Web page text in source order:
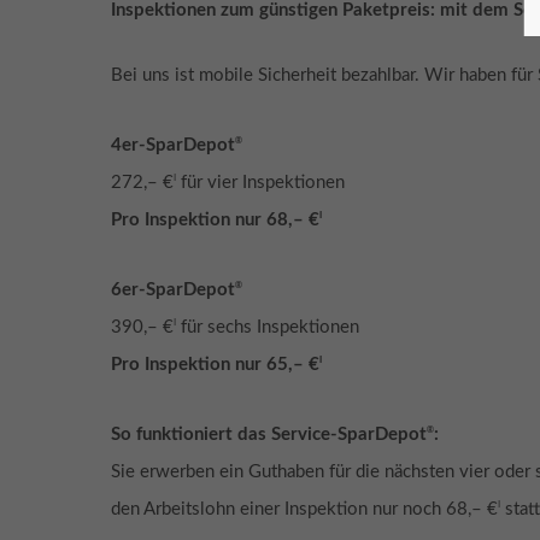
Inspektionen zum günstigen Paketpreis: mit dem
Bei uns ist mobile Sicherheit bezahlbar. Wir haben
4er-SparDepot®
272,– € für vier Inspektionen
Pro Inspektion nur 68,– €
6er-SparDepot®
390,– € für sechs Inspektionen
Pro Inspektion nur 65,– €
So funktioniert das Service-SparDepot®:
Sie erwerben ein Guthaben für die nächsten vier
den Arbeitslohn einer Inspektion nur noch 68,– €